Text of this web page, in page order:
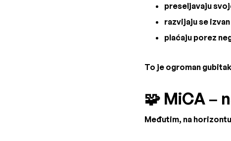
preseljavaju
razvijaju se
plaćaju porez
To je ogroman
🧩 MiCA –
Međutim, na